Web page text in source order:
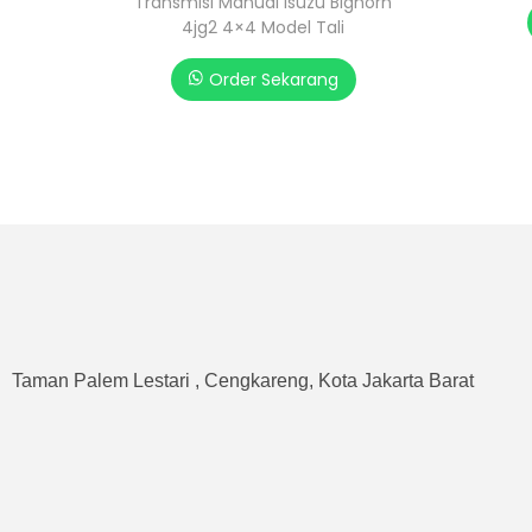
4jg2 4×4 Model Tali
Order Sekarang
Taman Palem Lestari , Cengkareng, Kota Jakarta Barat